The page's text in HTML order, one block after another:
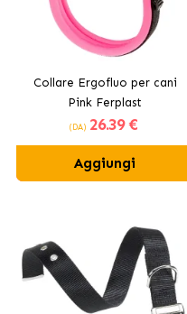
Collare Ergofluo per cani
Pink Ferplast
(DA) 26.39 €
Aggiungi